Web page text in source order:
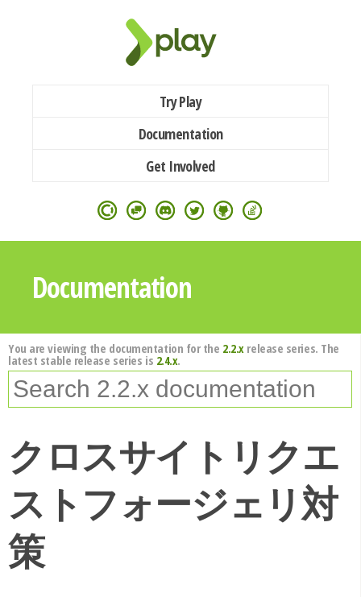
Try Play
Documentation
Get Involved
Documentation
You are viewing the documentation for the 2.2.xrelease series. The
latest stable release series is 2.4.x.
クロスサイトリクエ
ストフォージェリ対
策